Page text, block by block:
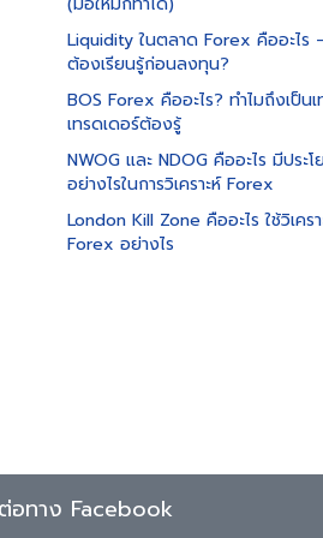
Liquidity ในตลาด Forex คืออะไร
ต้องเรียนรู้ก่อนลงทุน?
BOS Forex คืออะไร? ทำไมถึงเป็น
เทรดเดอร์ต้องรู้
NWOG และ NDOG คืออะไร มีประโ
อย่างไรในการวิเคราะห์ Forex
London Kill Zone คืออะไร ใช้วิเคร
Forex อย่างไร
อทาง Facebook